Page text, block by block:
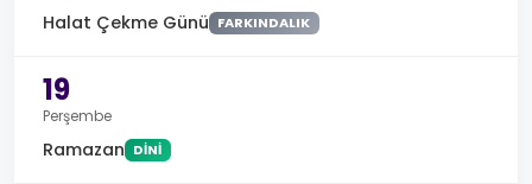
Halat Çekme Günü FARKINDALIK
19
Perşembe
Ramazan DINI